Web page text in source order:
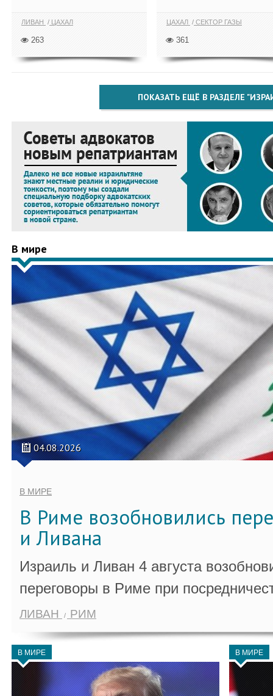
ЛИВАН ЦАХАЛ
263
ЦАХАЛ СЕКТОР ГАЗЫ
361
ПОКАЗАТЬ ЕЩЁ В РАЗДЕЛЕ
В мире
04.08.2026
В МИРЕ
В Риме возобновились
и Ливана
Израиль и Ливан 4 августа
переговоры в Риме при
ЛИВАН РИМ
В МИРЕ В МИРЕ